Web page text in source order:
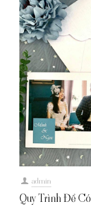
admin
Quy Trình Để